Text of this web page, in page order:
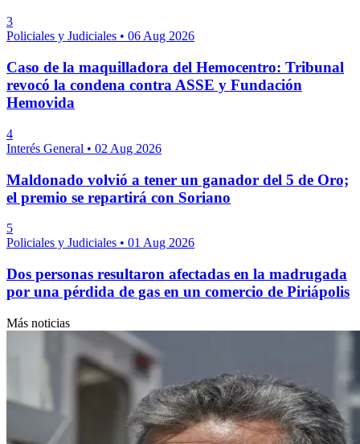
3
Policiales y Judiciales • 06 Aug 2026
Caso de la maquilladora del Hemocentro: Tribunal
revocó la condena contra ASSE y Fundación
Hemovida
4
Interés General • 02 Aug 2026
Maldonado volvió a tener un ganador del 5 de Oro;
el premio se repartirá con Soriano
5
Policiales y Judiciales • 01 Aug 2026
Dos personas resultaron afectadas en la madrugada
por una pérdida de gas en un comercio de Piriápolis
Más noticias